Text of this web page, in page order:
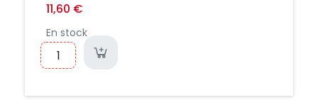
11,60 €
En stock